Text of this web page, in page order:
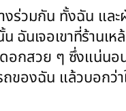
ร่วมกัน ทั้งฉัน และ
นเจอเขาที่ร้านเห
ดอกสวย ๆ ซึ่งแน่
ของฉัน แล้วบอกว่